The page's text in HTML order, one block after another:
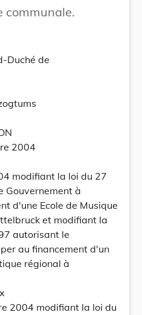
communale.
Duché de
2004
modifiant la loi du 27
Gouvernement à
d'une Ecole de Musique
et modifiant la
autorisant le
au financement d'un
régional à
2004 modifiant la loi du